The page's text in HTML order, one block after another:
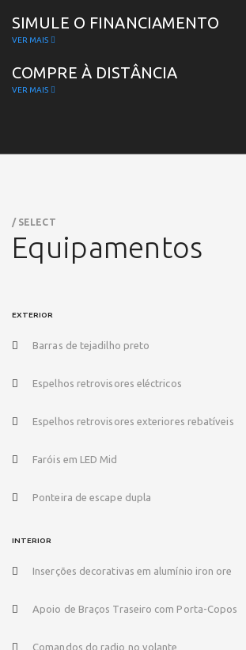
SIMULE O FINANCIAMENTO
VER MAIS
COMPRE À DISTÂNCIA
VER MAIS
/ SELECT
Equipamentos
EXTERIOR
Barras de tejadilho preto
Espelhos retrovisores eléctricos
Espelhos retrovisores exteriores rebatíveis
Faróis em LED Mid
Ponteira de escape dupla
INTERIOR
Inserções decorativas em alumínio iron ore
Apoio de Braços Traseiro com Porta-Copos
Comandos do radio no volante